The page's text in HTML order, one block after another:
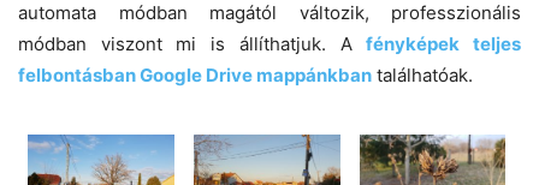
automata módban magától változik, professzionális
módban viszont mi is állíthatjuk. Afényképek teljes
felbontásban Google Drive mappánkban találhatóak.